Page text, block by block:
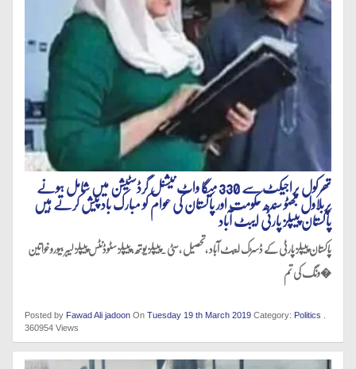
تھرکول پراجیکٹ سے 330 میگا واٹ نیشنل گرڈسٹیشن میں شامل ہونے
پربلاول بھٹو سندھ حکومت اور پاکستان کی عوام کو مبارک باد پیش کرتے ہیں
پاکستان پیپلز پارٹی ایبٹ آباد
پاکستان پیپلز پارٹی کے ڈسڑک ایبٹ آباد ,تحصیل ,سٹی .پیپلز یوتھ , پیپلز سٹوڈنٹس پیپلز لیبر بیورو خواتین
ونگ کی تم�
Posted by Fawad Ali jadoon On Tuesday 19 th March 2019 Category: Politics
360954 Views